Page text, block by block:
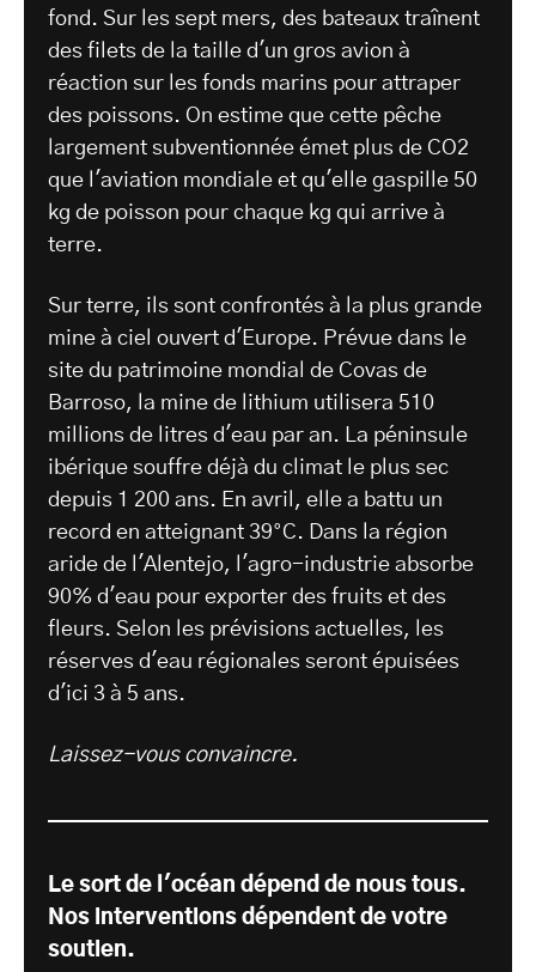
fond. Sur les sept mers, des bateaux traînent
des filets de la taille d'un gros avion à
réaction sur les fonds marins pour attraper
des poissons. On estime que cette pêche
largement subventionnée émet plus de CO2
que l'aviation mondiale et qu'elle gaspille 50
kg de poisson pour chaque kg qui arrive à
terre.
Sur terre, ils sont confrontés à la plus grande
mine à ciel ouvert d'Europe. Prévue dans le
site du patrimoine mondial de Covas de
Barroso, la mine de lithium utilisera 510
millions de litres d'eau par an. La péninsule
ibérique souffre déjà du climat le plus sec
depuis 1 200 ans. En avril, elle a battu un
record en atteignant 39°C. Dans la région
aride de l'Alentejo, l'agro-industrie absorbe
90% d'eau pour exporter des fruits et des
fleurs. Selon les prévisions actuelles, les
réserves d'eau régionales seront épuisées
d'ici 3 à 5 ans.
Laissez-vous convaincre.
Le sort de l'océan dépend de nous tous.
Nos interventions dépendent de votre
soutien.